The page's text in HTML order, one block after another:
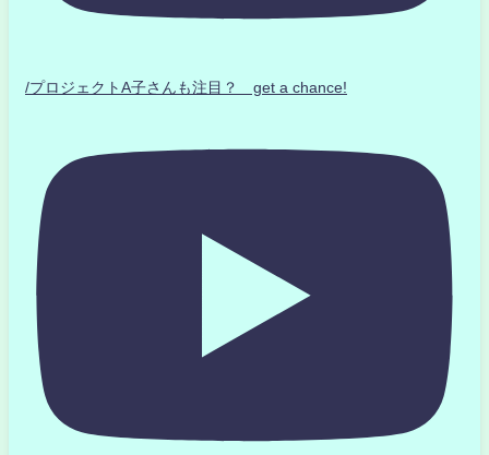
/プロジェクトA子さんも注目？ get a chance!